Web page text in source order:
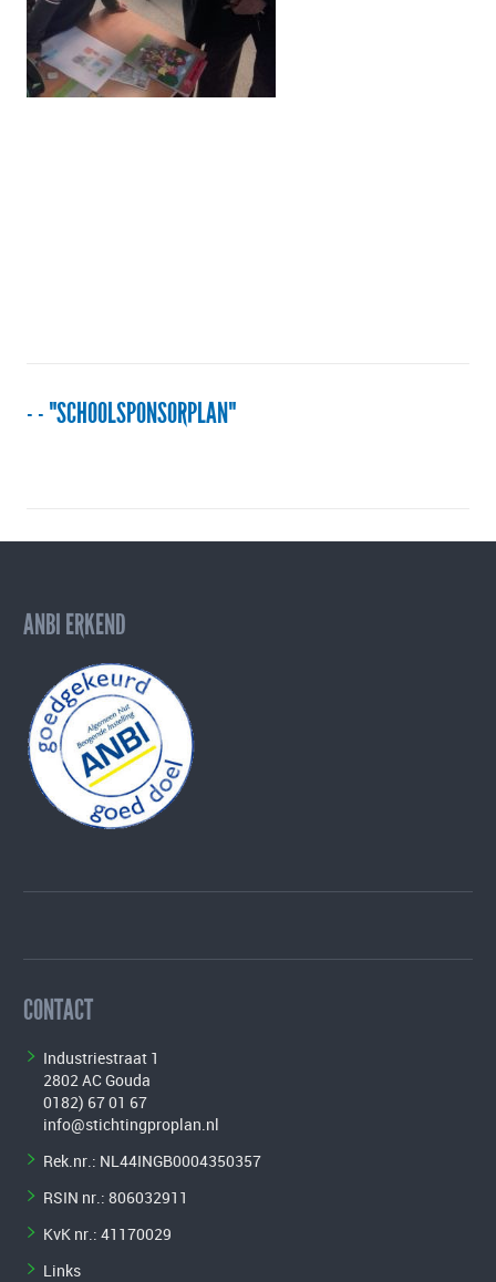
- - "SCHOOLSPONSORPLAN"
ANBI ERKEND
CONTACT
Industriestraat 1
2802 AC Gouda
0182) 67 01 67
info@stichtingproplan.nl
Rek.nr.: NL44INGB0004350357
RSIN nr.: 806032911
KvK nr.: 41170029
Links